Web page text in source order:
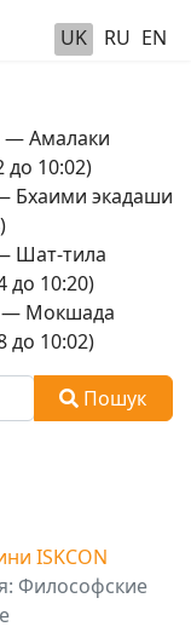
UK RU EN
— Амалаки
до 10:02)
Бхаими экадаши
Шат-тила
до 10:20)
— Мокшада
до 10:02)
Пошук
ISKCON
Философские